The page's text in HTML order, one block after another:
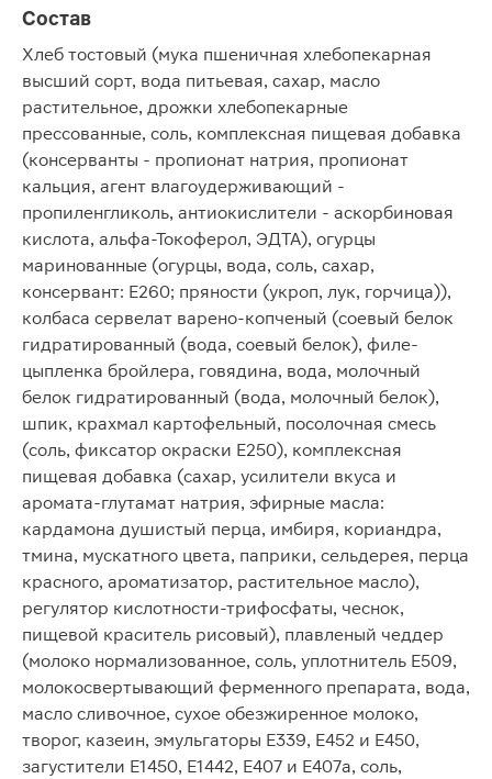
Состав
Хлеб тостовый (мука пшеничная хлебопекарная
высший сорт, вода питьевая, сахар, масло
растительное, дрожки хлебопекарные
прессованные, соль, комплексная пищевая добавка
(консерванты - пропионат натрия, пропионат
кальция, агент влагоудерживающий -
пропиленгликоль, антиокислители - аскорбиновая
кислота, альфа-Токоферол, ЭДТА), огурцы
маринованные (огурцы, вода, соль, сахар,
консервант: Е260; пряности (укроп, лук, горчица)),
колбаса сервелат варено-копченый (соевый белок
гидратированный (вода, соевый белок), филе-
цыпленка бройлера, говядина, вода, молочный
белок гидратированный (вода, молочный белок),
шпик, крахмал картофельный, посолочная смесь
(соль, фиксатор окраски Е250), комплексная
пищевая добавка (сахар, усилители вкуса и
аромата-глутамат натрия, эфирные масла:
кардамона душистый перца, имбиря, кориандра,
тмина, мускатного цвета, паприки, сельдерея, перца
красного, ароматизатор, растительное масло),
регулятор кислотности-трифосфаты, чеснок,
пищевой краситель рисовый), плавленый чеддер
(молоко нормализованное, соль, уплотнитель Е509,
молокосвертывающий ферменного препарата, вода,
масло сливочное, сухое обезжиренное молоко,
творог, казеин, эмульгаторы Е339, Е452 и Е450,
загустители Е1450, Е1442, Е407 и Е407а, соль,